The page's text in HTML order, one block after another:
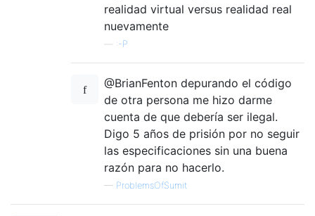
realidad virtual versus realidad real
nuevamente
:-P
@BrianFenton depurando el código
de otra persona me hizo darme
cuenta de que debería ser ilegal.
Digo 5 años de prisión por no seguir
las especificaciones sin una buena
razón para no hacerlo.
— ProblemsOfSumit